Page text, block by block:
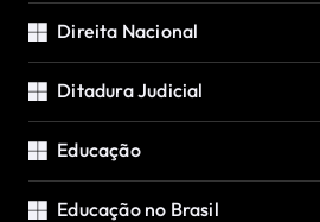
Direita Nacional
Ditadura Judicial
Educação
Educação no Brasil